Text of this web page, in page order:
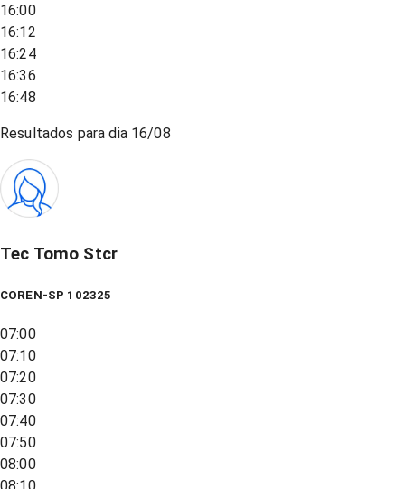
16:00
16:12
16:24
16:36
16:48
Resultados para dia 16/08
Tec Tomo Stcr
COREN-SP 102325
07:00
07:10
07:20
07:30
07:40
07:50
08:00